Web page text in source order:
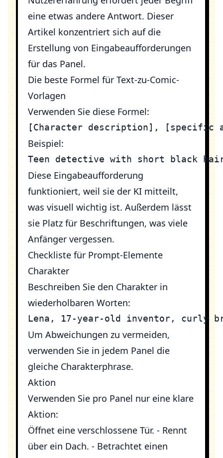
eine etwas andere Antwort. Dieser
Artikel konzentriert sich auf die
Erstellung von Eingabeaufforderungen
für das Panel.
Die beste Formel für Text-zu-Comic-
Vorlagen
Verwenden Sie diese Formel:
Beispiel:
Diese Eingabeaufforderung
funktioniert, weil sie der KI mitteilt,
was visuell wichtig ist. Außerdem lässt
sie Platz für Beschriftungen, was viele
Anfänger vergessen.
Checkliste für Prompt-Elemente
Charakter
Beschreiben Sie den Charakter in
wiederholbaren Worten:
Um Abweichungen zu vermeiden,
verwenden Sie in jedem Panel die
gleiche Charakterphrase.
Aktion
Verwenden Sie pro Panel nur eine klare
Aktion:
Öffnet eine verschlossene Tür. - Rennt
über ein Dach. - Betrachtet einen